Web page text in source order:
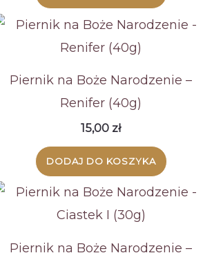
Piernik na Boże Narodzenie –
Renifer (40g)
15,00 zł
DODAJ DO KOSZYKA
Piernik na Boże Narodzenie –